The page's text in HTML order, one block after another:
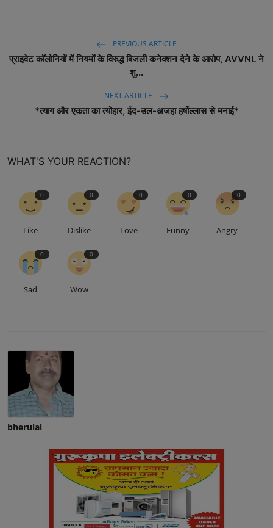
PREVIOUS ARTICLE
प्राइवेट कॉलोनियों में नियमों के विरुद्ध बिजली कनेक्शन देने के आरोप, AVVNL ने
शु...
NEXT ARTICLE
*त्याग और एकता का त्योहार, ईद-उल-अजहा हर्षोल्लास से मनाई*
WHAT'S YOUR REACTION?
0
Like
0
Dislike
0
Love
0
Funny
0
Angry
0
Sad
0
Wow
bherulal